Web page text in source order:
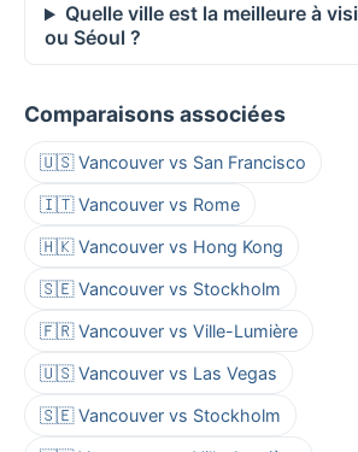
Quelle ville est la meilleure à
ou Séoul ?
Comparaisons associées
🇺🇸 Vancouver vs San Francisco
🇮🇹 Vancouver vs Rome
🇭🇰 Vancouver vs Hong Kong
🇸🇪 Vancouver vs Stockholm
🇫🇷 Vancouver vs Ville-Lumière
🇺🇸 Vancouver vs Las Vegas
🇸🇪 Vancouver vs Stockholm